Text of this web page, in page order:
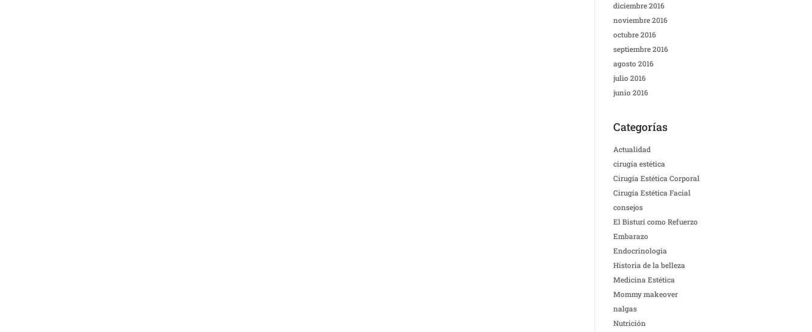
diciembre 2016
noviembre 2016
octubre 2016
septiembre 2016
agosto 2016
julio 2016
junio 2016
Categorías
Actualidad
cirugía estética
Cirugía Estética Corporal
Cirugía Estética Facial
consejos
El Bisturí como Refuerzo
Embarazo
Endocrinologia
Historia de la belleza
Medicina Estética
Mommy makeover
nalgas
Nutrición